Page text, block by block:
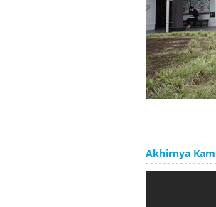
Akhirnya